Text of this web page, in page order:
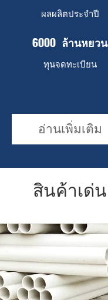
ผลผลิตประจำปี
6000 ล้านหยวน
ทุนจดทะเบียน
อ่านเพิ่มเติม
สินค้าเด่น